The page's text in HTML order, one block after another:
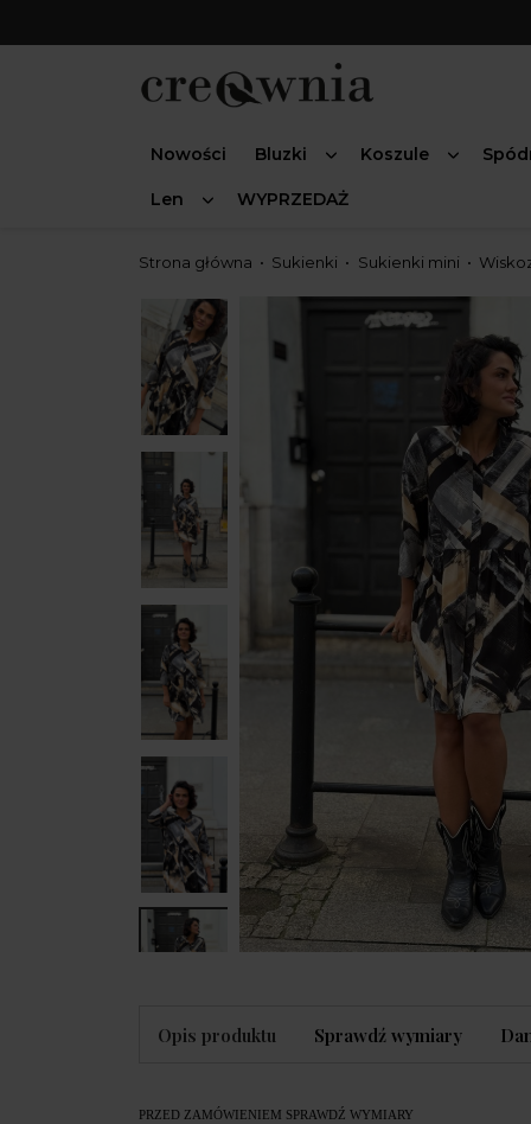
Nowości Bluzki Koszule
Len WYPRZEDAŻ
Strona główna Sukienki Sukienki mini
Opis produktu Sprawdź wymiary
PRZED ZAMÓWIENIEM SPRAWDŹ WYMIARY